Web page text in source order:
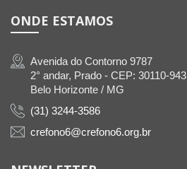
ONDE ESTAMOS
Avenida do Contorno 9787
2° andar, Prado - CEP: 30110-943
Belo Horizonte / MG
(31) 3244-3586
crefono6@crefono6.org.br